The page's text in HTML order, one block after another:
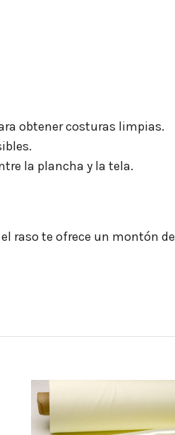
obtener costuras limpias.
la plancha y la tela.
raso te ofrece un montón de